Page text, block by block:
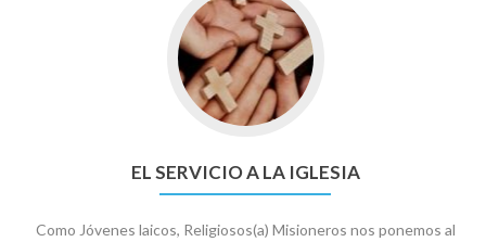
EL SERVICIO A LA IGLESIA
Como Jóvenes laicos, Religiosos(a) Misioneros nos ponemos al